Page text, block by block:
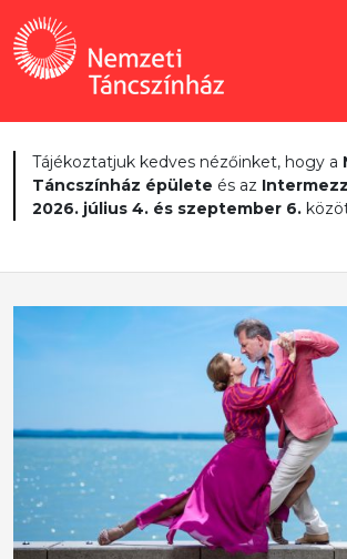
Tájékoztatjuk kedves nézőinket, hogy a
Táncszínház épülete és az
2026. július 4. és szeptember 6.